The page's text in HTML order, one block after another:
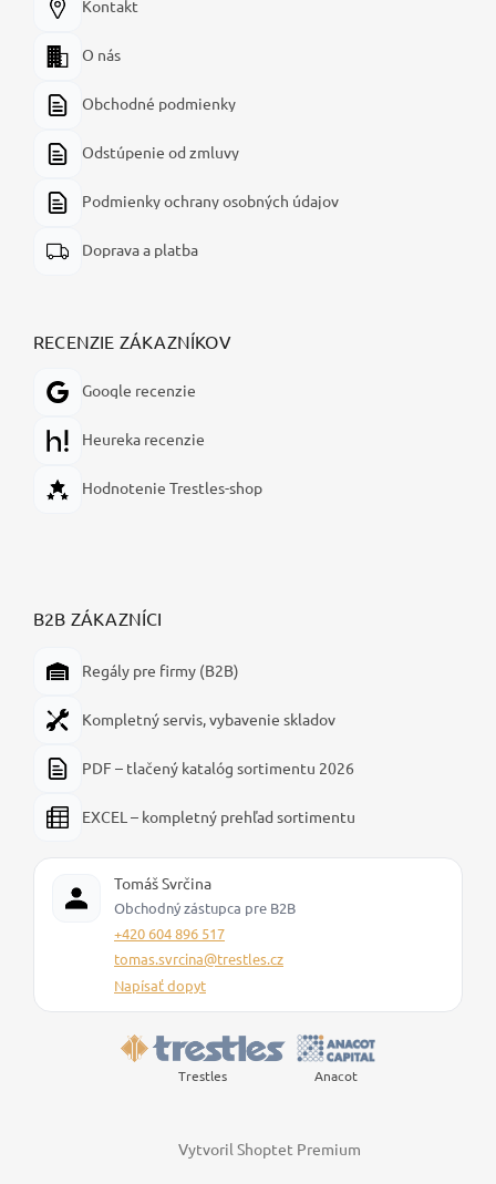
Kontakt
O nás
Obchodné podmienky
Odstúpenie od zmluvy
Podmienky ochrany osobných údajov
Doprava a platba
RECENZIE ZÁKAZNÍKOV
Google recenzie
Heureka recenzie
Hodnotenie Trestles-shop
B2B ZÁKAZNÍCI
Regály pre firmy (B2B)
Kompletný servis, vybavenie skladov
PDF – tlačený katalóg sortimentu 2026
EXCEL – kompletný prehľad sortimentu
Tomáš Svrčina
Obchodný zástupca pre B2B
+420 604 896 517
tomas.svrcina@trestles.cz
Napísať dopyt
Trestles Anacot
Vytvoril Shoptet Premium